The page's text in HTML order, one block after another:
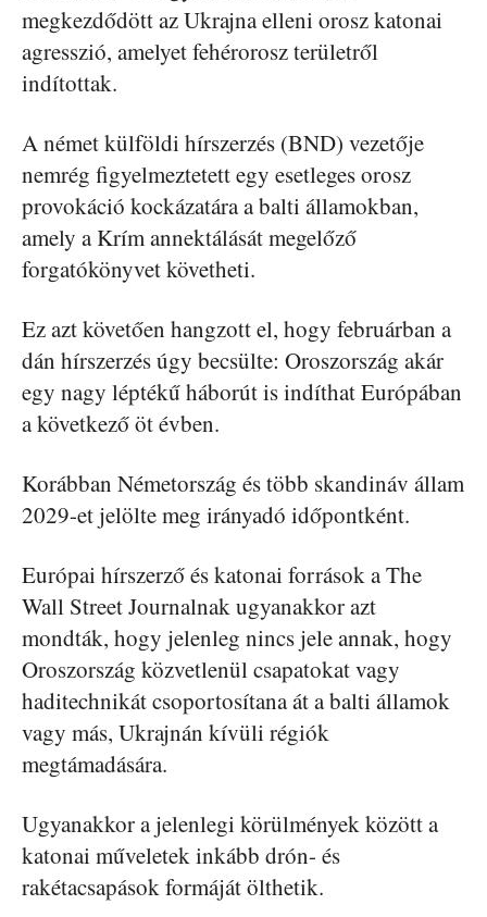
megkezdődött az Ukrajna elleni orosz katonai
agresszió, amelyet fehérorosz területről
indítottak.
A német külföldi hírszerzés (BND) vezetője
nemrég figyelmeztetett egy esetleges orosz
provokáció kockázatára a balti államokban,
amely a Krím annektálását megelőző
forgatókönyvet követheti.
Ez azt követően hangzott el, hogy februárban a
dán hírszerzés úgy becsülte: Oroszország akár
egy nagy léptékű háborút is indíthat Európában
a következő öt évben.
Korábban Németország és több skandináv állam
2029-et jelölte meg irányadó időpontként.
Európai hírszerző és katonai források a The
Wall Street Journalnak ugyanakkor azt
mondták, hogy jelenleg nincs jele annak, hogy
Oroszország közvetlenül csapatokat vagy
haditechnikát csoportosítana át a balti államok
vagy más, Ukrajnán kívüli régiók
megtámadására.
Ugyanakkor a jelenlegi körülmények között a
katonai műveletek inkább drón- és
rakétacsapások formáját ölthetik.